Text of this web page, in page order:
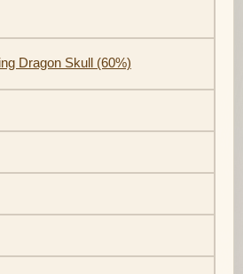
Dragon Skull (60%)